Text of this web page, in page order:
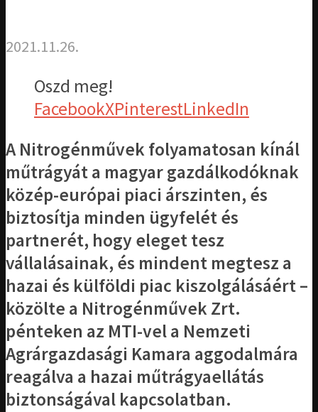
2021.11.26.
Oszd meg!
FacebookXPinterestLinkedIn
A Nitrogénművek folyamatosan kínál
műtrágyát a magyar gazdálkodóknak
közép-európai piaci árszinten, és
biztosítja minden ügyfelét és
partnerét, hogy eleget tesz
vállalásainak, és mindent megtesz a
hazai és külföldi piac kiszolgálásáért –
közölte a Nitrogénművek Zrt.
pénteken az MTI-vel a Nemzeti
Agrárgazdasági Kamara aggodalmára
reagálva a hazai műtrágyaellátás
biztonságával kapcsolatban.